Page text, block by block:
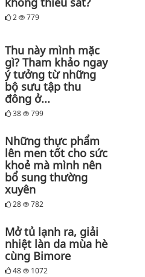
2 779
Thu này mình mặc
gì? Tham khảo ngay
ý tưởng từ những
bộ sưu tập thu
đông ở...
38 799
Những thực phẩm
lên men tốt cho sức
khoẻ mà mình nên
bổ sung thường
xuyên
28 782
Mở tủ lạnh ra, giải
nhiệt làn da mùa hè
cùng Bimore
48 1072